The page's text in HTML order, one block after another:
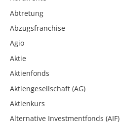
Abtretung
Abzugsfranchise
Agio
Aktie
Aktienfonds
Aktiengesellschaft (AG)
Aktienkurs
Alternative Investmentfonds (AIF)